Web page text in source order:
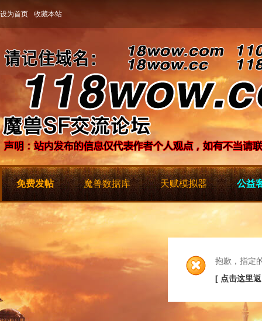
设为首页 收藏本站
免费发帖 魔兽数据库 天赋模拟器 公益
抱歉，指定
[ 点击这里